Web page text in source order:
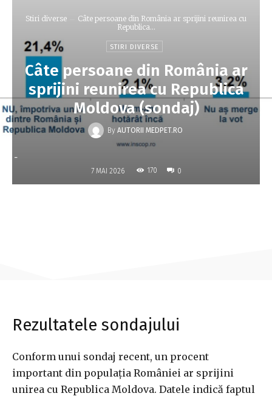
Stiri diverse
Câte persoane din România ar sprijini reunirea cu
Republica...
STIRI DIVERSE
Câte persoane din România ar
sprijini reunirea cu Republica
Moldova (sondaj)
By AUTORII MEDPET.RO
-
7 MAI 2026 170 0
Rezultatele sondajului
Conform unui sondaj recent, un procent
important din populația României ar sprijini
unirea cu Republica Moldova. Datele indică faptul